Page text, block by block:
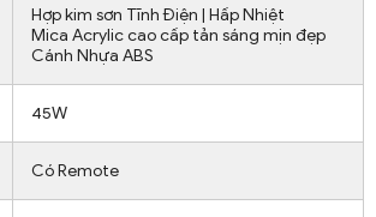
Hợp kim sơn Tĩnh Điện | Hấp Nhiệt
Mica Acrylic cao cấp tản sáng mịn đẹp
Cánh Nhựa ABS
45W
Có Remote